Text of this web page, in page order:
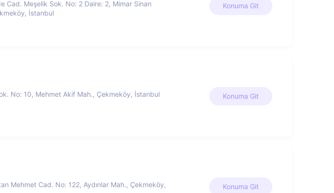
Cad. Meşelik Sok. No: 2 Daire: 2, Mimar Sinan
İstanbul
Konuma Git
No: 10, Mehmet Akif Mah., Çekmeköy, İstanbul
Konuma Git
Mehmet Cad. No: 122, Aydınlar Mah., Çekmeköy,
Konuma Git